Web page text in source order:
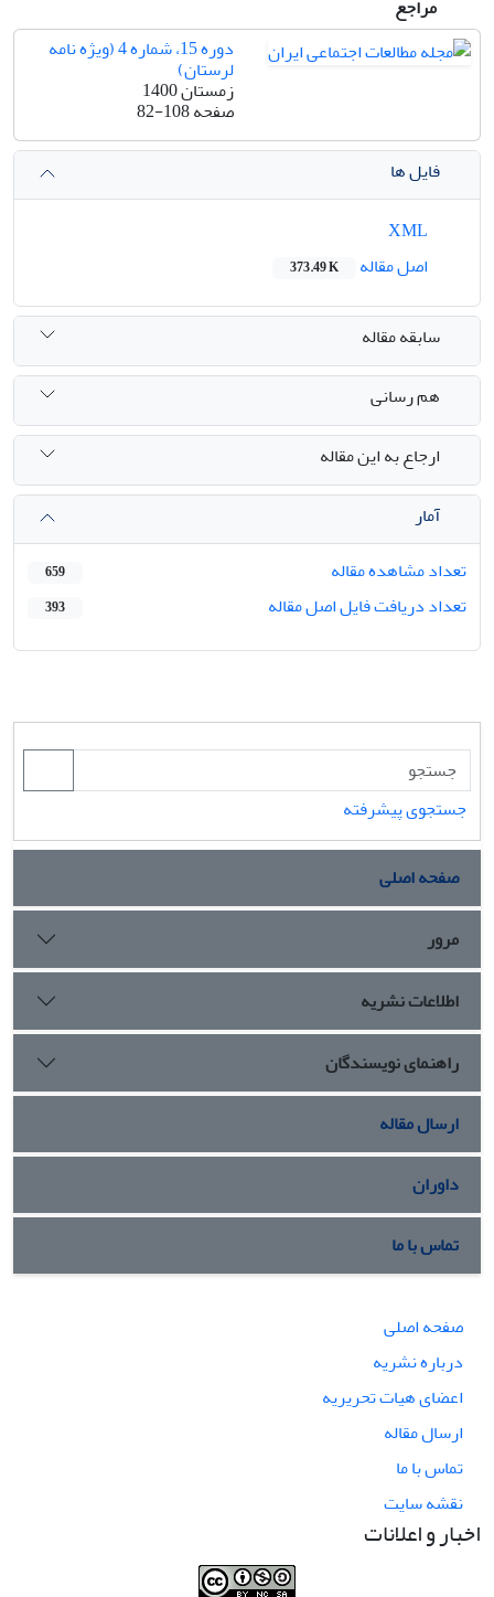
مراجع
دوره 15، شماره 4 (ویژه نامه
لرستان)
زمستان 1400
صفحه82-108
فایل ها
اصل مقاله
373.49 K
سابقه مقاله
هم رسانی
ارجاع به این مقاله
آمار
تعداد مشاهده مقاله
659
تعداد دریافت فایل اصل مقاله 393
جستجوی پیشرفته
صفحه اصلی
مرور
اطلاعات نشریه
راهنمای نویسندگان
ارسال مقاله
داوران
تماس با ما
صفحه اصلی
درباره نشریه
اعضای هیات تحریریه
ارسال مقاله
تماس با ما
نقشه سایت
اخبار و اعلانات